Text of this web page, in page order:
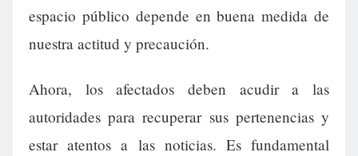
espacio público depende en buena medida de
nuestra actitud y precaución.
Ahora, los afectados deben acudir a las
autoridades para recuperar sus pertenencias y
estar atentos a las noticias. Es fundamental